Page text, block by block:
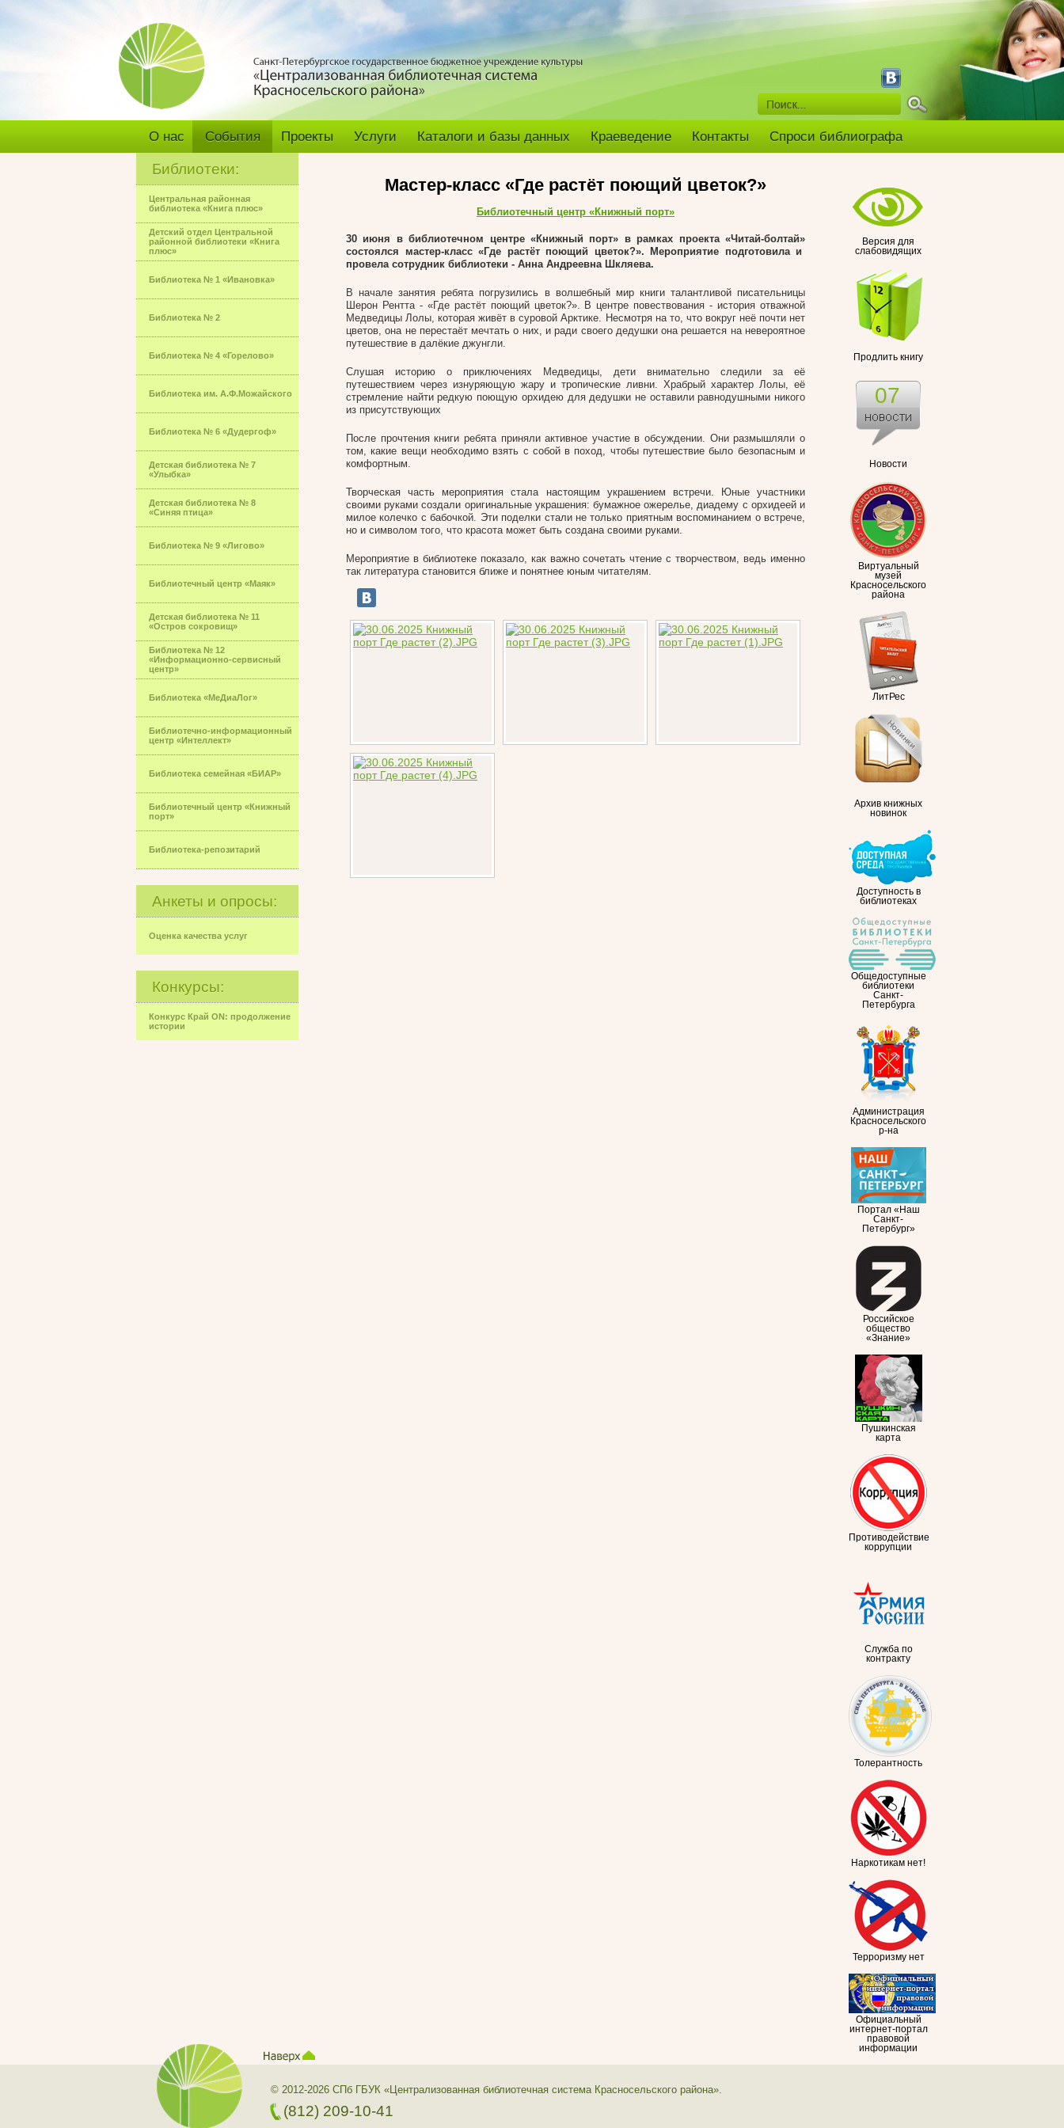
О нас События Проекты Услуги Каталоги и базы данных Краеведение Контакты Спроси библиографа
Библиотеки:
Центральная районная
библиотека «Книга плюс»
Детский отдел Центральной
районной библиотеки «Книга
плюс»
Библиотека № 1 «Ивановка»
Библиотека № 2
Библиотека № 4 «Горелово»
Библиотека им. А.Ф.Можайского
Библиотека № 6 «Дудергоф»
Детская библиотека № 7
«Улыбка»
Детская библиотека № 8
«Синяя птица»
Библиотека № 9 «Лигово»
Библиотечный центр «Маяк»
Детская библиотека № 11
«Остров сокровищ»
Библиотека № 12
«Информационно-сервисный
центр»
Библиотека «МеДиаЛог»
Библиотечно-информационный
центр «Интеллект»
Библиотека семейная «БИАР»
Библиотечный центр «Книжный
порт»
Библиотека-репозитарий
Анкеты и опросы:
Оценка качества услуг
Конкурсы:
Конкурс Край ON: продолжение
истории
Версия для
слабовидящих
Продлить книгу
Новости
07
Виртуальный
музей
Красносельского
района
ЛитРес
Архив книжных
новинок
Доступность в
библиотеках
Общедоступные
библиотеки
Санкт-
Петербурга
Администрация
Красносельского
р-на
Портал «Наш
Санкт-
Петербург»
Российское
общество
«Знание»
Пушкинская
карта
Противодействие
коррупции
Служба по
контракту
Толерантность
Наркотикам нет!
Терроризму нет
Официальный
интернет-портал
правовой
информации
Мастер-класс «Где растёт поющий цветок?»
Библиотечный центр «Книжный порт»
30 июня вбиблиотечном центре «Книжный порт» в рамках проекта «Читай-болтай»
состоялся мастер-класс «Где растёт поющий цветок?». Мероприятие подготовила и
провела сотрудник библиотеки - Анна Андреевна Шкляева.
В начале занятия ребята погрузились в волшебный мир книги талантливой писательницы
Шерон Рентта - «Где растёт поющий цветок?». В центре повествования - история отважной
Медведицы Лолы, которая живёт в суровой Арктике. Несмотря на то, что вокруг неё почти нет
цветов, она не перестаёт мечтать о них, и ради своего дедушки она решается на невероятное
путешествие в далёкие джунгли.
Слушая историю о приключениях Медведицы, дети внимательно следили за её
путешествием через изнуряющую жару и тропические ливни. Храбрый характер Лолы, её
стремление найти редкую поющую орхидею для дедушки не оставили равнодушными никого
из присутствующих
После прочтения книги ребята приняли активное участие в обсуждении. Они размышляли о
том, какие вещи необходимо взять с собой в поход, чтобы путешествие было безопасным и
комфортным.
Творческая часть мероприятия стала настоящим украшением встречи. Юные участники
своими руками создали оригинальные украшения: бумажное ожерелье, диадему с орхидеей и
милое колечко с бабочкой. Эти поделки стали не только приятным воспоминанием о встрече,
но и символом того, что красота может быть создана своими руками.
Мероприятие в библиотеке показало, как важно сочетать чтение с творчеством, ведь именно
так литература становится ближе и понятнее юным читателям.
© 2012-2026 СПб ГБУК «Централизованная библиотечная система Красносельского района».
(812) 209-10-41